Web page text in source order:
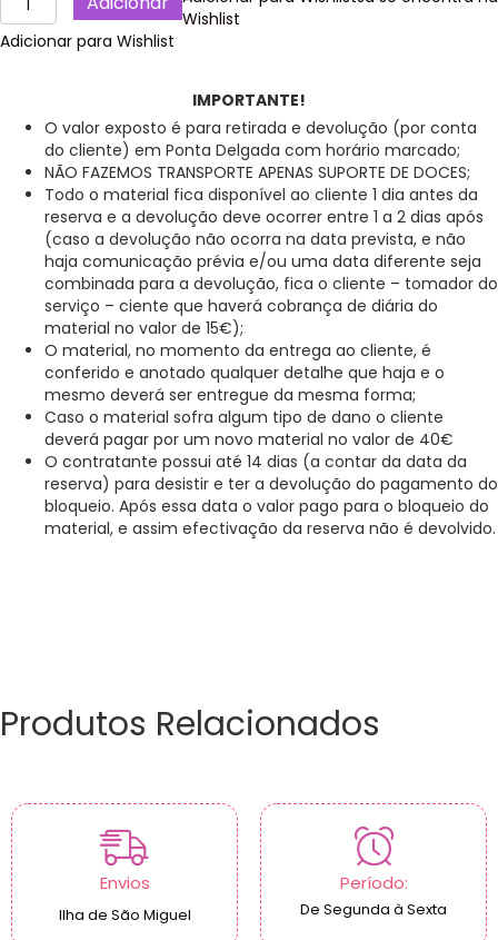
de
Suporte
ABS,
Amarela
Wishlist
Adicionar para Wishlist
IMPORTANTE!
O valor exposto é para retirada e devolução (por conta
do cliente) em Ponta Delgada com horário marcado;
NÃO FAZEMOS TRANSPORTE APENAS SUPORTE DE DOCES;
Todo o material fica disponível ao cliente 1 dia antes da
reserva e a devolução deve ocorrer entre 1 a 2 dias após
(caso a devolução não ocorra na data prevista, e não
haja comunicação prévia e/ou uma data diferente seja
combinada para a devolução, fica o cliente – tomador do
serviço – ciente que haverá cobrança de diária do
material no valor de 15€);
O material, no momento da entrega ao cliente, é
conferido e anotado qualquer detalhe que haja e o
mesmo deverá ser entregue da mesma forma;
Caso o material sofra algum tipo de dano o cliente
deverá pagar por um novo material no valor de 40€
O contratante possui até 14 dias (a contar da data da
reserva) para desistir e ter a devolução do pagamento do
bloqueio. Após essa data o valor pago para o bloqueio do
material, e assim efectivação da reserva não é devolvido.
Produtos Relacionados
Envios
Ilha de São Miguel
Período:
De Segunda à Sexta